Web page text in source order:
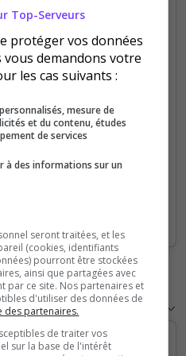
Top-Serveurs
protéger vos données
demandons votre
les cas suivants :
mesure de
et du contenu, études
de services
à des informations sur un
seront traitées, et les
(cookies, identifiants
pourront être stockées
ainsi que partagées avec
par ce site. Nos partenaires et
d'utiliser des données de
des partenaires.
de traiter vos
sur la base de l'intérêt